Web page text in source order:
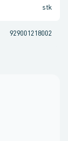
stk
929001218002